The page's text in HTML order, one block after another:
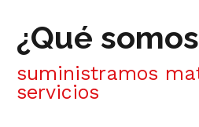
¿Qué
suministramos
servicios